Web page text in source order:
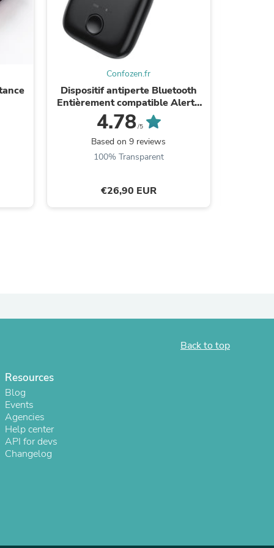
Confozen.fr
Dispositif antiperte Bluetooth
Entièrement compatible Alerte
de déconnexion Appel de
l'appareil d'une seule touche
4.78/5
Based on 9 reviews
100% Transparent
€26,90 EUR
Back to top
Resources
Blog
Events
Agencies
Help center
API for devs
Changelog